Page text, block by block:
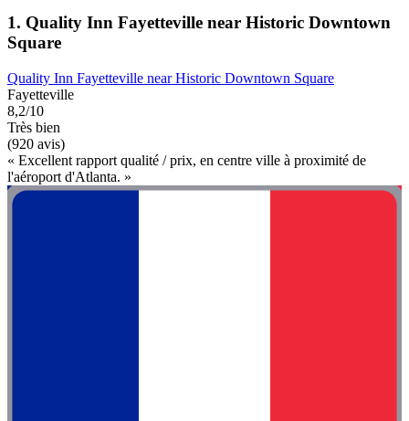
1. Quality Inn Fayetteville near Historic Downtown
Square
Quality Inn Fayetteville near Historic Downtown Square
Fayetteville
8,2/10
Très bien
(920 avis)
« Excellent rapport qualité / prix, en centre ville à proximité de
l'aéroport d'Atlanta. »